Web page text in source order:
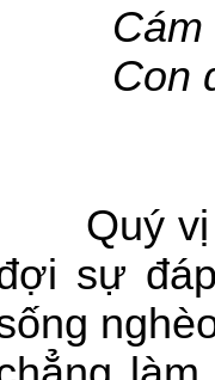
Cám
Con
Quý
sự